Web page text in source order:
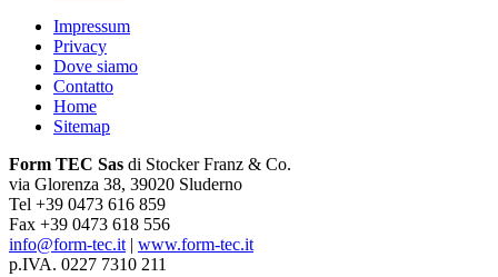
Impressum
Privacy
Dove siamo
Contatto
Home
Sitemap
Form TEC Sas di Stocker Franz & Co.
via Glorenza 38, 39020 Sluderno
Tel +39 0473 616 859
Fax +39 0473 618 556
info@form-tec.it| www.form-tec.it
p.IVA. 0227 7310 211